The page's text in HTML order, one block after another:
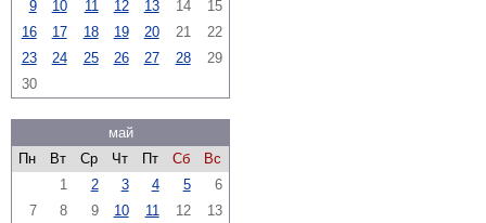
9 10 11 12 13 14
15
16
17 18 19 20 21
22
23
24 25 26 27 28
29
30
май
Пн
Вт Ср Чт Пт Сб
Вс
1
2 3 4 5
6
7
8 9 10 11 12
13